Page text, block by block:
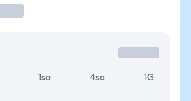
1sa 4sa 1G